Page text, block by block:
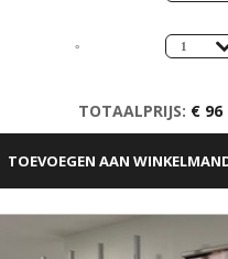
TOTAALPRIJS: € 96
TOEVOEGEN AAN